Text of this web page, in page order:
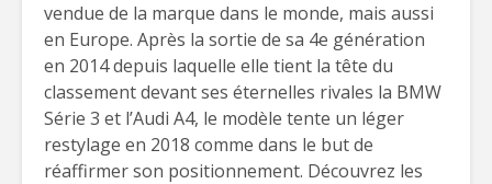
vendue de la marque dans le monde, mais aussi
en Europe. Après la sortie de sa 4e génération
en 2014 depuis laquelle elle tient la tête du
classement devant ses éternelles rivales la BMW
Série 3 et l’Audi A4, le modèle tente un léger
restylage en 2018 comme dans le but de
réaffirmer son positionnement. Découvrez les